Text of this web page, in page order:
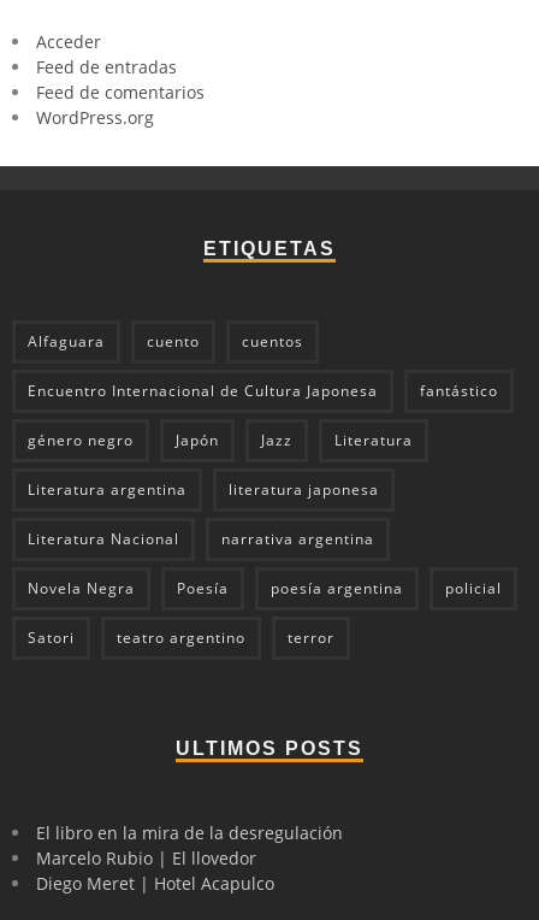
Acceder
Feed de entradas
Feed de comentarios
WordPress.org
ETIQUETAS
Alfaguara cuento cuentos
Encuentro Internacional de Cultura Japonesa fantástico
género negro Japón Jazz Literatura
Literatura argentina literatura japonesa
Literatura Nacional narrativa argentina
Novela Negra Poesía poesía argentina policial
Satori teatro argentino terror
ULTIMOS POSTS
El libro en la mira de la desregulación
Marcelo Rubio | El llovedor
Diego Meret | Hotel Acapulco